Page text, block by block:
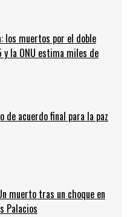
los muertos por el doble
la ONU estima miles de
de acuerdo final para la paz
muerto tras un choque en
Palacios